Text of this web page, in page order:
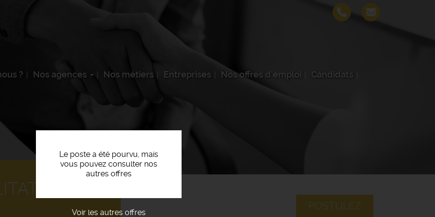
? Nos agences Nos métiers Entreprises Nos offres d'emploi Candidats
Le poste a été pourvu, mais
vous pouvez consulter nos
autres offres
Voir les autres offres
POSTULEZ
F/H